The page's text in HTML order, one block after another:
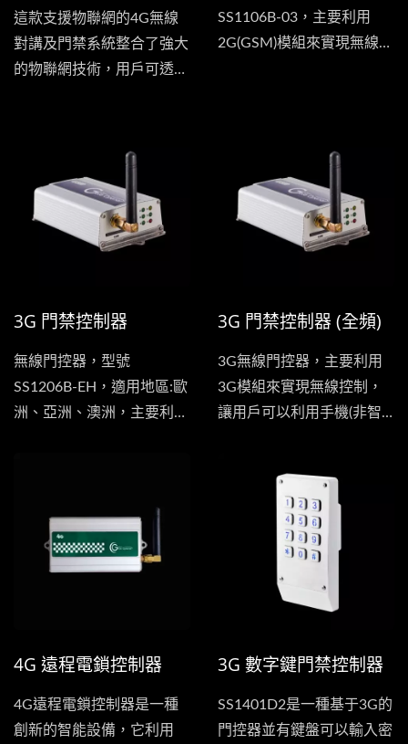
這款支援物聯網的4G無線
對講及門禁系統整合了強大
的物聯網技術，用戶可透過
號碼，並管理門禁授權聯絡
人清單。此外，系統還配備
實體鍵盤，方便訪客透過
4G網路直接撥打特定住戶
美結合了4G連線和先進的
門禁安全功能。
SS1106B-03，主要利用
2G(GSM)模組來實現無線控
3G 門禁控制器
無線門控器，型號
SS1206B-EH，適用地區:歐
洲、亞洲、澳洲，主要利用
器，手機撥打門控器，也不
會產生任何通話費用。
3G 門禁控制器 (全頻)
3G無線門控器，主要利用
3G模組來實現無線控制，
讓用戶可以利用手機(非智
會產生任何通話費用。
4G 遠程電鎖控制器
4G遠程電鎖控制器是一種
創新的智能設備，它利用
3G 數字鍵門禁控制器
SS1401D2是一種基于3G的
門控器並有鍵盤可以輸入密